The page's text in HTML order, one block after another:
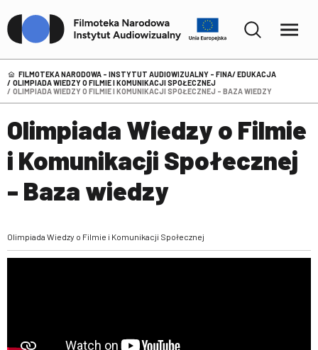
FILMOTEKA NARODOWA – INSTYTUT AUDIOWIZUALNY - FINA EDUKACJA
OLIMPIADA WIEDZY O FILMIE I KOMUNIKACJI SPOŁECZNEJ
OLIMPIADA WIEDZY O FILMIE I KOMUNIKACJI SPOŁECZNEJ - BAZA WIEDZY
Olimpiada Wiedzy o Filmie
i Komunikacji Społecznej
- Baza wiedzy
Olimpiada Wiedzy o Filmie i Komunikacji Społecznej